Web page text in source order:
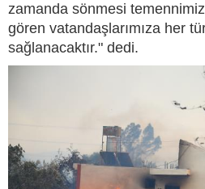
zamanda sönmesi
gören vatandaşlarımıza her
sağlanacaktır." dedi.